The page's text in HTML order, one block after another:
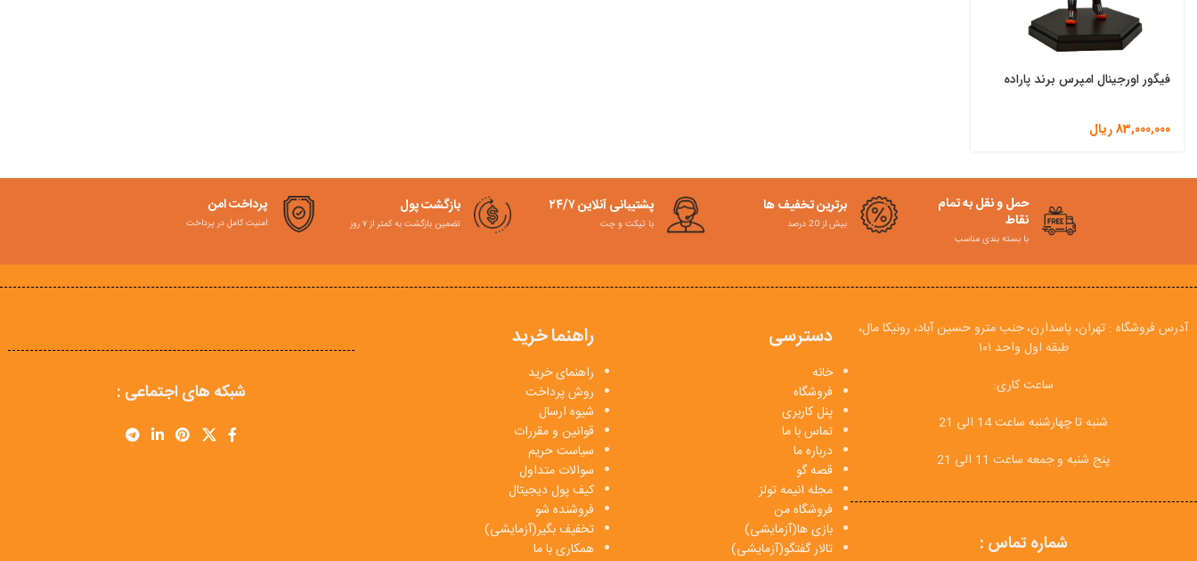
فیگور اورجینال امپرس برند پاراده
83,000,000ریال
حمل و نقل به تمام
نقاط
با بسته بندی مناسب
برترین تخفیف ها
بیش از 20 درصد
پشتیبانی آنلاین ۲۴/۷
با تیکت و چت
بازگشت پول
تضمین بازگشت به کمتر از ۷ روز
پرداخت امن
امنیت کامل در پرداخت
آدرس فروشگاه : تهران، پاسدارن، جنب مترو حسین آباد، رونیکا مال،
طبقه اول واحد ۱۰۱
ساعت کاری:
شنبه تا چهارشنبه ساعت 14 الی 21
پنج شنبه و جمعه ساعت 11 الی 21
شماره تماس :
دسترسی
خانه
فروشگاه
پنل کاربری
تماس با ما
درباره ما
قصه گو
مجله انیمه تولز
فروشگاه من
بازی ها(آزمایشی)
تالار گفتگو(آزمایشی)
راهنما خرید
راهنمای خرید
روش پرداخت
شیوه ارسال
قوانین و مقررات
سیاست حریم
سوالات متداول
کیف پول دیجیتال
فروشنده شو
تخفیف بگیر(آزمایشی)
همکاری با ما
شبکه های اجتماعی :